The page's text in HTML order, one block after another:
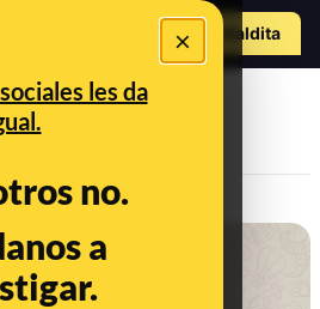
×
les da
no.
a
Hazte Maldita